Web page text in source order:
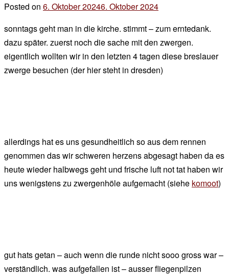
Posted on 6. Oktober 20246. Oktober 2024
chef
sonntags geht man in die kirche. stimmt – zum erntedank.
dazu später. zuerst noch die sache mit den zwergen.
eigentlich wollten wir in den letzten 4 tagen diese breslauer
zwerge besuchen (der hier steht in dresden)
allerdings hat es uns gesundheitlich so aus dem rennen
genommen das wir schweren herzens abgesagt haben da es
heute wieder halbwegs geht und frische luft not tat haben wir
uns wenigstens zu zwergenhöle aufgemacht (siehe komoot)
gut hats getan – auch wenn die runde nicht sooo gross war –
verständlich. was aufgefallen ist – ausser fliegenpilzen